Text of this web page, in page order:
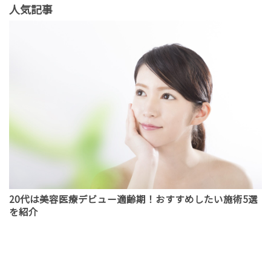
人気記事
20代は美容医療デビュー適齢期！おすすめしたい施術5選
を紹介